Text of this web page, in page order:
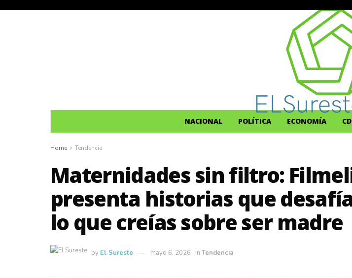
NACIONAL POLÍTICA ECONOMÍA
Home Tendencia
Maternidades sin filtro:
presenta historias que
lo que creías sobre ser madre
by El Sureste mayo 6, 2026 in Tendencia